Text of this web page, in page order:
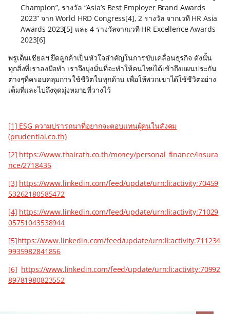
Champion”, รางวัล “Asia’s Best Employer Brand Awards
2023” จาก World HRD Congress[4], 2 รางวัล จากเวที HR Asia
Awards 2023[5] และ 4 รางวัลจากเวที HR Excellence Awards
2023[6]
พรูเด็นเชียลฯ ยึดลูกค้าเป็นหัวใจสำคัญในการขับเคลื่อนธุรกิจ ดังนั้น
ทุกสิ่งที่เราลงมือทำ เราจึงมุ่งมั่นที่จะทำให้คนไทยได้เข้าถึงแผนประกัน
ต่างๆที่ครอบคลุมการใช้ชีวิตในทุกด้าน เพื่อให้พวกเขาได้ใช้ชีวิตอย่าง
เต็มที่และไปถึงจุดมุ่งหมายที่วางไว้
[1] ESG ความปรารถนาที่อยากจะตอบแทนผู้คนในสังคม
(prudential.co.th)
[2] https://www.thairath.co.th/money/personal_finance/insura
nce/2718435
[3] https://www.linkedin.com/feed/update/urn:li:activity:70459
53262180585472
[4] https://www.linkedin.com/feed/update/urn:li:activity:71029
05751043538944
[5]https://www.linkedin.com/feed/update/urn:li:activity:711234
9935982841856
[6] https://www.linkedin.com/feed/update/urn:li:activity:70992
89781980823552